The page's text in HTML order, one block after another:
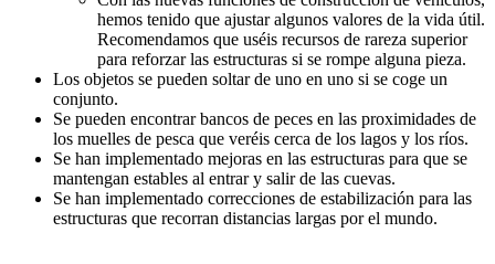
hemos tenido que ajustar algunos valores de la vida útil.
Recomendamos que uséis recursos de rareza superior
para reforzar las estructuras si se rompe alguna pieza.
Los objetos se pueden soltar de uno en uno si se coge un
conjunto.
Se pueden encontrar bancos de peces en las proximidades de
los muelles de pesca que veréis cerca de los lagos y los ríos.
Se han implementado mejoras en las estructuras para que se
mantengan estables al entrar y salir de las cuevas.
Se han implementado correcciones de estabilización para las
estructuras que recorran distancias largas por el mundo.